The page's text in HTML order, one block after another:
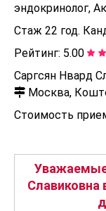
эндокринолог,
Стаж 22 год.
Рейтинг: 5.00
Саргсян Нвард
Москва,
Стоимость
Уважаемые